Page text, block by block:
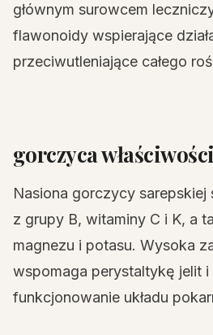
głównym surowcem
flawonoidy wspierające
przeciwutleniające całego
gorczyca
Nasiona gorczycy sarepskiej
z grupy B, witaminy C i K, a
magnezu i potasu. Wysoka
wspomaga perystaltykę jelit i
funkcjonowanie układu